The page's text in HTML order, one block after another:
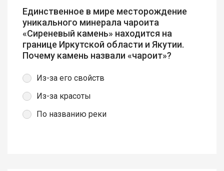
Единственное в мире месторождение
уникального минерала чароита
«Сиреневый камень» находится на
границе Иркутской области и Якутии.
Почему камень назвали «чароит»?
Из-за его свойств
Из-за красоты
По названию реки